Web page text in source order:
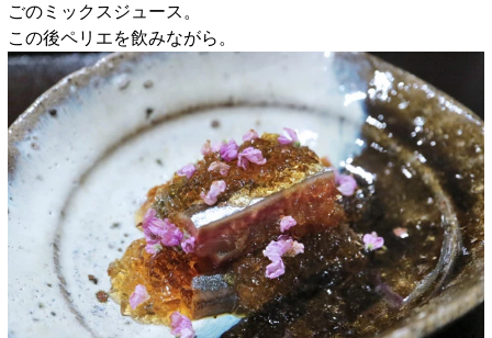
ごのミックスジュース。
この後ペリエを飲みながら。